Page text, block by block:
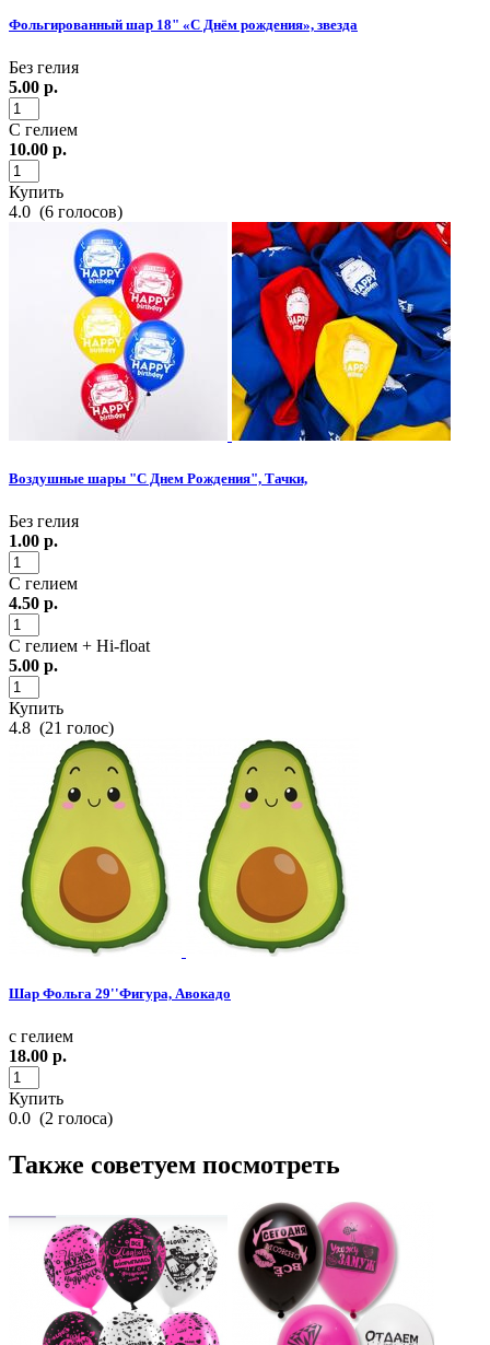
Фольгированный шар 18" «С Днём рождения», звезда
Без гелия
5.00 р.
С гелием
10.00 р.
Купить
4.0 (6 голосов)
Воздушные шары "С Днем Рождения", Тачки,
Без гелия
1.00 р.
С гелием
4.50 р.
С гелием + Hi-float
5.00 р.
Купить
4.8 (21 голос)
Шар Фольга 29''Фигура, Авокадо
с гелием
18.00 р.
Купить
0.0 (2 голоса)
Также советуем посмотреть